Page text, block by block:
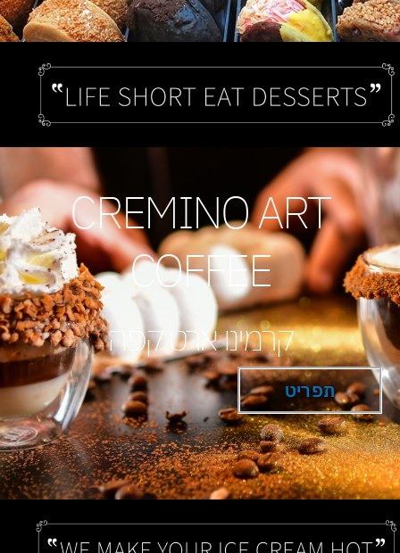
CREMINO ART
COFFEE
קרמינו ארט קפה
תפריט